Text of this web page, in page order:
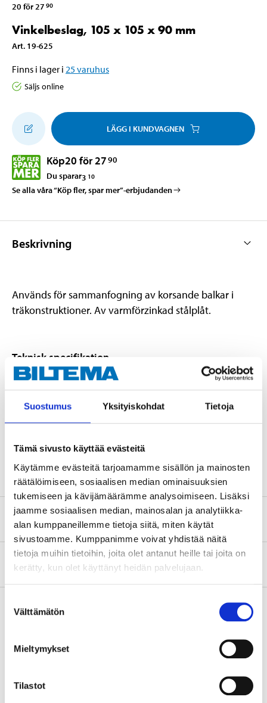
Suostumus Yksityiskohdat Tietoja
Tämä sivusto käyttää evästeitä
Käytämme evästeitä tarjoamamme sisällön ja mainosten
räätälöimiseen, sosiaalisen median ominaisuuksien
tukemiseen ja kävijämäärämme analysoimiseen. Lisäksi
jaamme sosiaalisen median, mainosalan ja analytiikka-
alan kumppaneillemme tietoja siitä, miten käytät
sivustoamme. Kumppanimme voivat yhdistää näitä
tietoja muihin tietoihin, joita olet antanut heille tai joita on
kerätty, kun olet käyttänyt heidän palvelujaan.
valinta
Välttämätön
Mieltymykset
Tilastot
20 för 27 90
Vinkelbeslag, 105 x 105 x 90 mm
Art. 19-625
Finns i lager i 25varuhus
Säljs online
LÄGG I KUNDVAGNEN
Köp20 för 2790
Du sparar3 10
Se alla våra “Köp fler, spar mer”-erbjudanden
Beskrivning
Används för sammanfogning av korsande balkar i
träkonstruktioner. Av varmförzinkad stålplåt.
Teknisk specifikation
Längd
105 mm
Bredd
90 mm
Standard
Säkerhetsinformation och övriga dokument
Om tillverkaren
Köp & Hämta i ditt varuhus inom 2 timmar!